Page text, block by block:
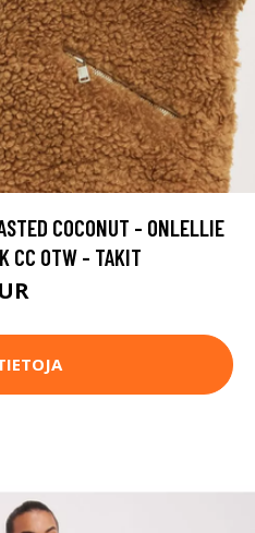
COCONUT - ONLELLIE
CC OTW - TAKIT